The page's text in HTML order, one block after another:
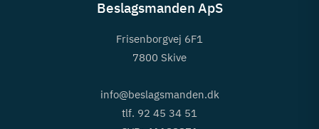
Beslagsmanden ApS
Frisenborgvej 6F1
7800 Skive
info@beslagsmanden.dk
tlf. 92 45 34 51